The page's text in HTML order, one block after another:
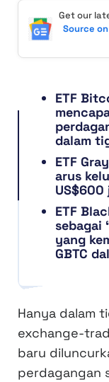
Get our
Source
ETF
dalam
ETF
arus
US$600
ETF
sebagai
yang
GBTC
Hanya dalam
exchange-
baru
perdagangan